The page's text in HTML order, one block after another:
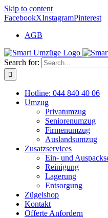
Skip to content
FacebookXInstagramPinterest
AGB
Search for:
Hotline: 044 840 40 06
Umzug
Privatumzug
Seniorenumzug
Firmenumzug
Auslandsumzug
Zusatzservices
Ein- und
Reinigung
Lagerung
Entsorgung
Zügelshop
Kontakt
Offerte Anfordern